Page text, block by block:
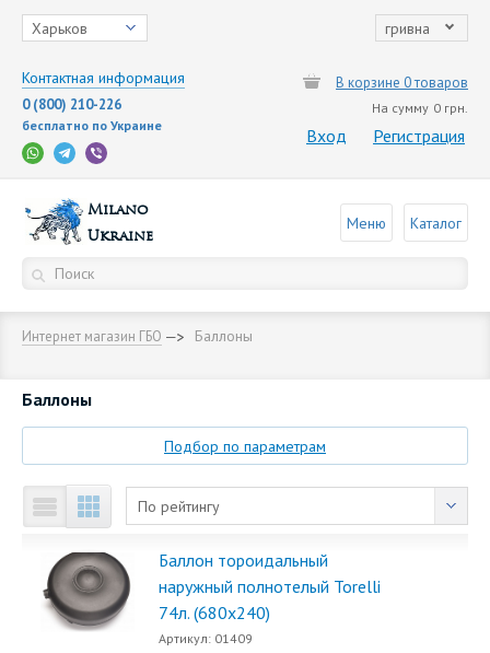
Харьков гривна
Контактная информация
0 (800) 210-226
бесплатно по Украине
В корзине 0 товаров
На сумму 0 грн.
Вход Регистрация
Milano
Ukraine
Меню Каталог
Интернет магазин ГБО Баллоны
Баллоны
Подбор по параметрам
По рейтингу
Баллон тороидальный
наружный полнотелый Torelli
74л. (680х240)
Артикул: 01409